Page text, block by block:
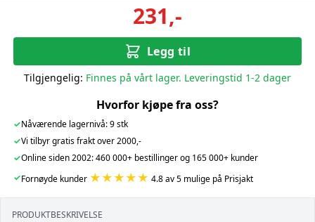
231,-
Legg til
Tilgjengelig: Finnes på vårt lager. Leveringstid 1-2 dager
Hvorfor kjøpe fra oss?
✓Nåværende lagernivå: 9 stk
✓Vi tilbyr gratis frakt over 2000,-
✓Online siden 2002: 460 000+ bestillinger og 165 000+ kunder
✓Fornøyde kunder ★★★★★ 4.8 av 5 mulige på Prisjakt
PRODUKTBESKRIVELSE